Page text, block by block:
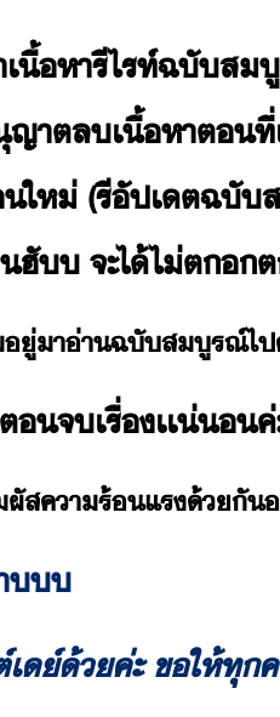
เื้หา​รี​ไรท์​ฉั​
าต​ล​เื้หา​ต
ให่​ ​(​รี​ัปเต​ฉั
ฮั​ ​จะ​ไ้​ไ่​ต
​า​่า​ฉั​สูรณ์​ไป​
จ​เรื่​เเ่​
คาร้​แร​้ั
​​
์​้​ค่ะ​ ​ขให้​ทุ